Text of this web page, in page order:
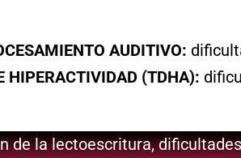
AUDITIVO:
HIPERACTIVIDAD (TDHA):
de la lectoescritura,